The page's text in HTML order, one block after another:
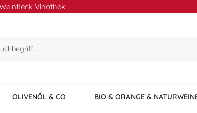
Vinothek
OLIVENÖL & CO BIO & ORANGE &